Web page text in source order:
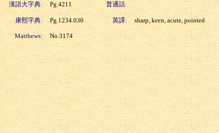
漢語大字典:
Pg.4211 普通話:
康熙字典: Pg.1234.030 英譯: sharp, keen, acute, pointed
Matthews: No.3174